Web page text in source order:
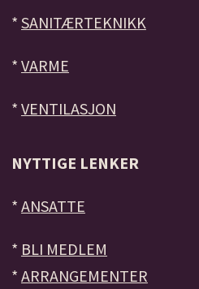
* SANITÆRTEKNIKK
* VARME
* VENTILASJON
NYTTIGE LENKER
* ANSATTE
* BLI MEDLEM
* ARRANGEMENTER